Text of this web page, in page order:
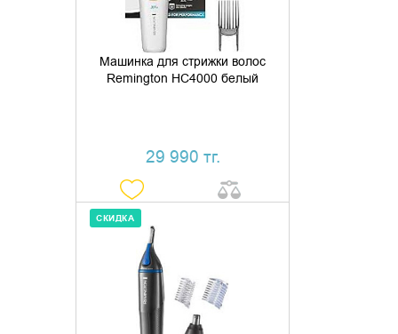
Машинка для стрижки волос
Remington HC4000 белый
29 990 тг.
СКИДКА
ДОБАВИТЬ В КОРЗИНУ
КУПИТЬ В 1 КЛИК